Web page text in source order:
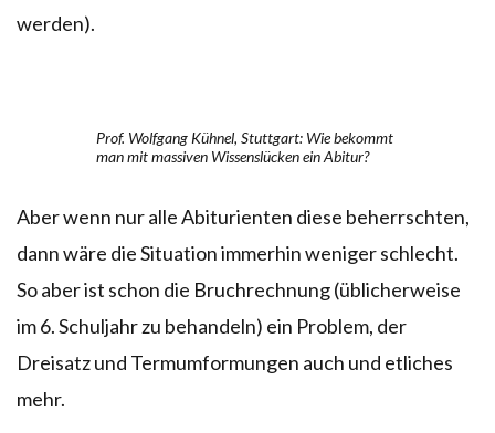
werden).
Prof. Wolfgang Kühnel, Stuttgart: Wie bekommt
man mit massiven Wissenslücken ein Abitur?
Aber wenn nur alle Abiturienten diese beherrschten,
dann wäre die Situation immerhin weniger schlecht.
So aber ist schon die Bruchrechnung (üblicherweise
im 6. Schuljahr zu behandeln) ein Problem, der
Dreisatz und Termumformungen auch und etliches
mehr.